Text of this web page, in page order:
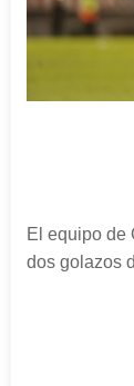
El equipo de
dos golazos